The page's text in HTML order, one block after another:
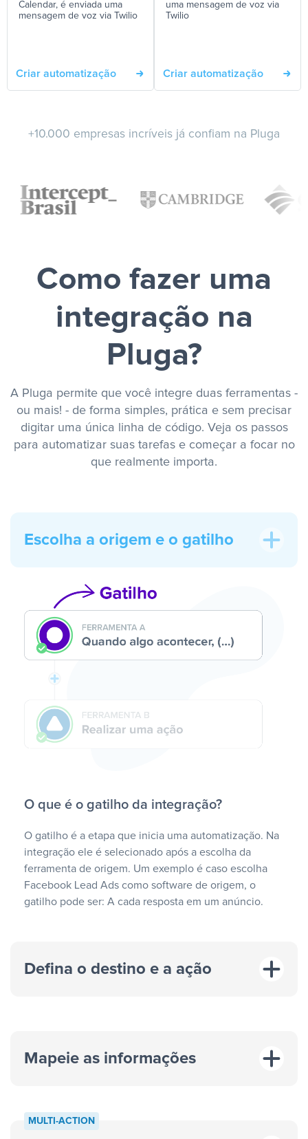
Calendar, é enviada uma
mensagem de voz via Twilio
Criar automatização
uma mensagem de voz via
Twilio
Criar automatização
+10.000 empresas incríveis já confiam na Pluga
Como fazer uma
integração na
Pluga?
A Pluga permite que você integre duas ferramentas -
ou mais! - de forma simples, prática e sem precisar
digitar uma única linha de código. Veja os passos
para automatizar suas tarefas e começar a focar no
que realmente importa.
Escolha a origem e o gatilho
O que é o gatilho da integração?
O gatilho é a etapa que inicia uma automatização. Na
integração ele é selecionado após a escolha da
ferramenta de origem. Um exemplo é caso escolha
Facebook Lead Ads como software de origem, o
gatilho pode ser: A cada resposta em um anúncio.
Defina o destino e a ação
Mapeie as informações
MULTI-ACTION